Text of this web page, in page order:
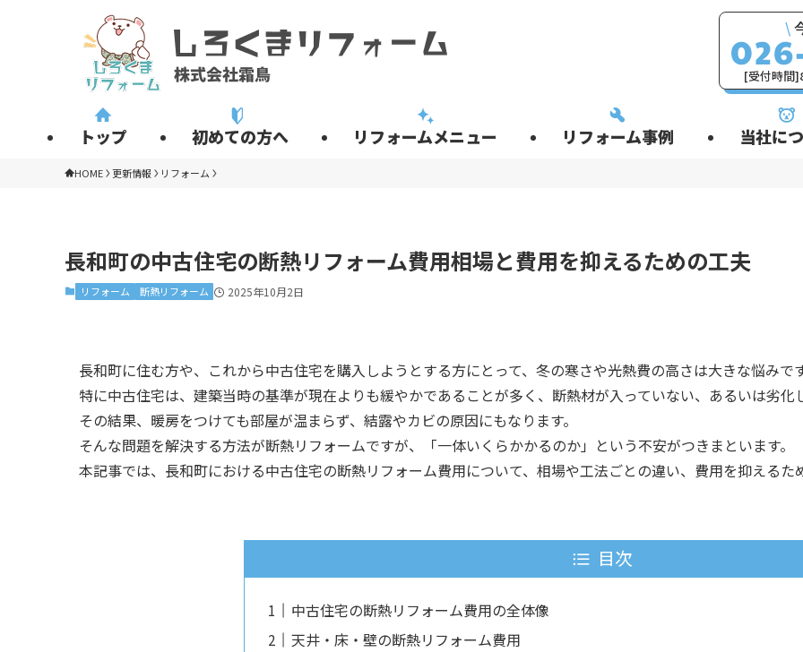
トップ 初めての方へ リフォームメニュー リフォーム事例 当社に
\
[受付時間
HOME 更新情報 リフォーム
長和町の中古住宅の断熱リフォーム費用相場と費用を抑えるための工夫
リフォーム 断熱リフォーム 2025年10月2日
長和町に住む方や、これから中古住宅を購入しようとする方にとって、冬の寒さや光熱費の高さは大きな悩みで
特に中古住宅は、建築当時の基準が現在よりも緩やかであることが多く、断熱材が入っていない、あるいは劣
その結果、暖房をつけても部屋が温まらず、結露やカビの原因にもなります。
そんな問題を解決する方法が断熱リフォームですが、「一体いくらかかるのか」という不安がつきまといます。
本記事では、長和町における中古住宅の断熱リフォーム費用について、相場や工法ごとの違い、費用を抑えるた
目次
中古住宅の断熱リフォーム費用の全体像
天井・床・壁の断熱リフォーム費用